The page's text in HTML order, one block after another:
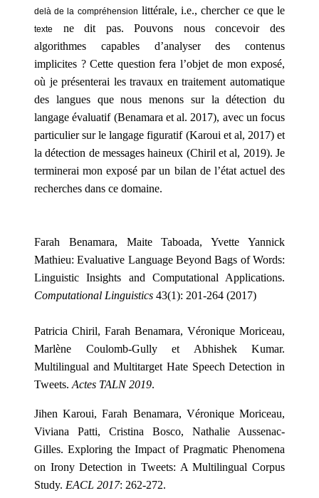
delà de la compréhension littérale,i.e., chercher ce que le
texte ne dit pas.Pouvons nous concevoir des
algorithmes capables d’analyserdes contenus
implicites ? Cette question fera l’objet de mon exposé,
où jeprésenterai les travaux entraitement automatique
des langues
que nous menons sur la détection du
langage évaluatif (Benamara et al. 2017), avec un focus
particulier sur le langage figuratif (Karoui et al, 201 7) et
la détection de messages haineux (Chiril et al, 2019).Je
terminerai mon exposé par un bilan de l’état actuel des
recherches dans ce domaine.
Farah Benamara, Maite Taboada, Yvette Yannick
Mathieu: Evaluative Language Beyond Bags of Words:
Linguistic Insights and Computational Applications.
Computational Linguistics 43(1): 201-264 (2017)
Patricia Chiril, Farah Benamara, Véronique Moriceau,
Marlène Coulomb-Gully et Abhishek Kumar.
Multilingual and Multitarget Hate Speech Detection in
Tweets. Actes TALN 2019.
Jihen Karoui, Farah Benamara, Véronique Moriceau,
Viviana Patti, Cristina Bosco, Nathalie Aussenac-
Gilles. Exploring the Impact of Pragmatic Phenomena
on Irony Detection in Tweets: A Multilingual Corpus
Study. EACL 2017: 262-272.